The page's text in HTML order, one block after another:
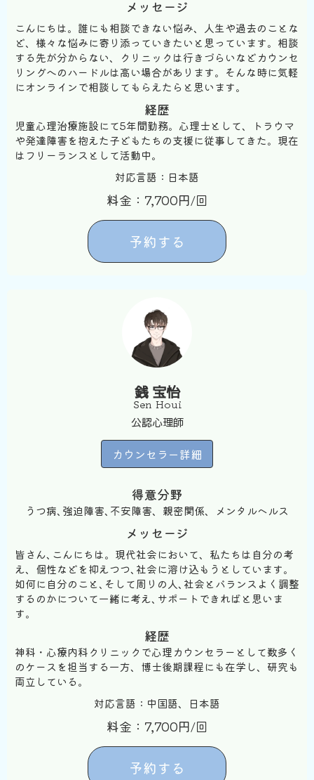
メッセージ
こんにちは。誰にも相談できない悩み、人生や過去のことな
ど、様々な悩みに寄り添っていきたいと思っています。相談
する先が分からない、クリニックは行きづらいなどカウンセ
リングへのハードルは高い場合があります。そんな時に気軽
にオンラインで相談してもらえたらと思います。
経歴
児童心理治療施設にて5年間勤務。心理士として、トラウマ
や発達障害を抱えた子どもたちの支援に従事してきた。現在
はフリーランスとして活動中。
対応言語：日本語
料金：7,700円/回
予約する
銭 宝怡
Sen Houi
公認心理師
カウンセラー詳細
得意分野
うつ病､強迫障害､不安障害、親密関係、メンタルヘルス
メッセージ
皆さん､こんにちは。現代社会において、私たちは自分の考
え、個性などを抑えつつ､社会に溶け込もうとしています。
如何に自分のこと､そして周りの人､社会とバランスよく調整
するのかについて一緒に考え､サポートできればと思いま
す。
経歴
神科・心療内科クリニックで心理カウンセラーとして数多く
のケースを担当する一方、博士後期課程にも在学し、研究も
両立している。
対応言語：中国語、日本語
料金：7,700円/回
予約する